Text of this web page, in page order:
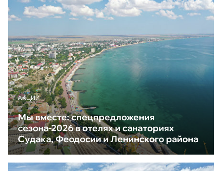
АКЦИИ
Мы вместе: спецпредложения
сезона-2026 в отелях и санаториях
Судака, Феодосии и Ленинского района